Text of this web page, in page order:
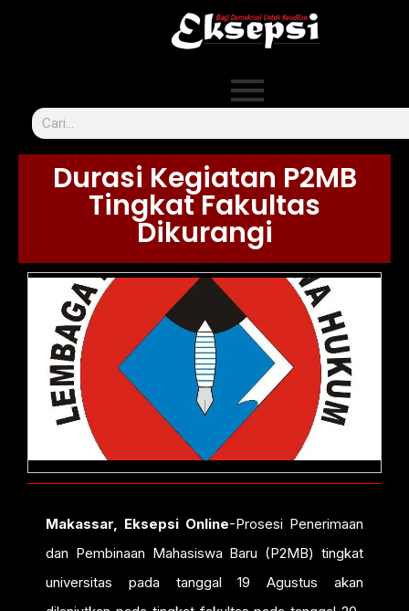
Durasi Kegiatan P2MB
Tingkat Fakultas
Dikurangi
Makassar, Eksepsi Online-Prosesi Penerimaan
dan Pembinaan Mahasiswa Baru (P2MB) tingkat
universitas pada tanggal 19 Agustus akan